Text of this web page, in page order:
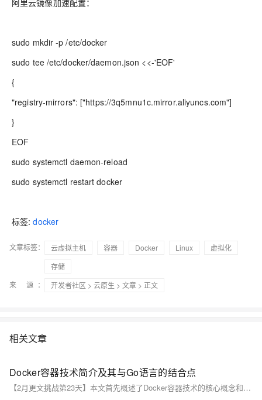
阿里云镜像加速配置：
sudo mkdir -p /etc/docker
sudo tee /etc/docker/daemon.json <<-'EOF'
{
"registry-mirrors": ["https://3q5mnu1c.mirror.aliyuncs.com"]
}
EOF
sudo systemctl daemon-reload
sudo systemctl restart docker
标签:docker
文章标签： 云虚拟主机 容器 Docker Linux
虚拟化
存储
来 源：
开发者社区 > 云原生 > 文章 > 正文
相关文章
Docker容器技术简介及其与Go语言的结合点
【2月更文挑战第23天】本文首先概述了Docker容器技术的核心概念和优势，接着探讨了Go语言与Docker容器技术的结合点。通过阐述Docker的轻量级、可移植性和版本控制等特性，以及Go语言在容器化应用中的优势，本文旨在说明两者结合能够实现更高效、灵活的应用开发和部署。